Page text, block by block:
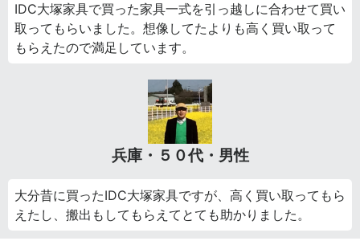
IDC大塚家具で買った家具一式を引っ越しに合わせて買い
取ってもらいました。想像してたよりも高く買い取って
もらえたので満足しています。
兵庫・５０代・男性
大分昔に買ったIDC大塚家具ですが、高く買い取ってもら
えたし、搬出もしてもらえてとても助かりました。